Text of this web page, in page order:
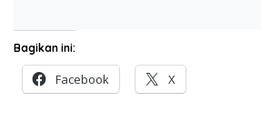
Bagikan ini:
Facebook X